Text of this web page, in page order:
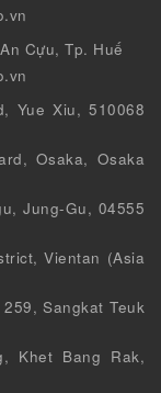
Cựu, Tp. Huế
Yue Xiu, 510068
Osaka, Osaka
Jung-Gu, 04555
Vientan (Asia
Sangkat Teuk
Khet Bang Rak,